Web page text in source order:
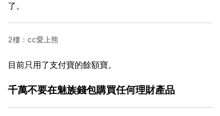
了。
2樓：cc愛上熊
目前只用了支付寶的餘額寶。
千萬不要在魅族錢包購買任何理財產品